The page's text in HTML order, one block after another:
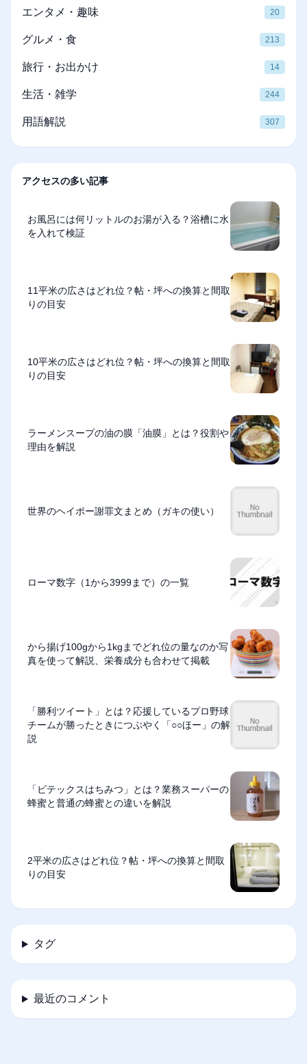
エンタメ・趣味 20
グルメ・食 213
旅行・お出かけ 14
生活・雑学 244
用語解説 307
アクセスの多い記事
お風呂には何リットルのお湯が入る？浴槽に水
を入れて検証
11平米の広さはどれ位？帖・坪への換算と間取
りの目安
10平米の広さはどれ位？帖・坪への換算と間取
りの目安
ラーメンスープの油の膜「油膜」とは？役割や
理由を解説
世界のヘイポー謝罪文まとめ（ガキの使い）
ローマ数字（1から3999まで）の一覧
から揚げ100gから1kgまでどれ位の量なのか写
真を使って解説、栄養成分も合わせて掲載
「勝利ツイート」とは？応援しているプロ野球
チームが勝ったときにつぶやく「○○ほー」の解
説
「ビテックスはちみつ」とは？業務スーパーの
蜂蜜と普通の蜂蜜との違いを解説
2平米の広さはどれ位？帖・坪への換算と間取
りの目安
タグ
最近のコメント